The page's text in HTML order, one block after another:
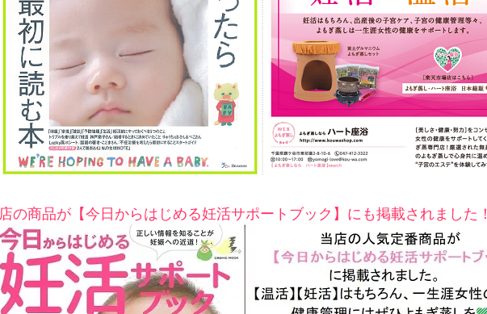
の商品が【今日からはじめる妊活サポートブック】にも掲載されました！